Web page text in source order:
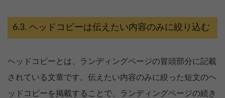
ヘッドコピーは伝えたい内容のみに絞り込む
ヘッドコピーとは、ランディングページの冒頭部分に記載
されている文章です。伝えたい内容のみに絞った短文のヘ
ッドコピーを掲載することで、ランディングページの続き